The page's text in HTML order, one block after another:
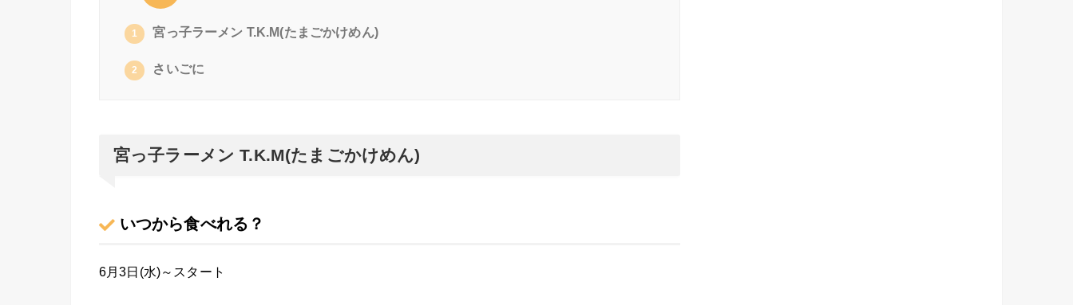
1 宮っ子ラーメン T.K.M(たまごかけめん)
2 さいごに
宮っ子ラーメン T.K.M(たまごかけめん)
いつから食べれる？
6月3日(水)～スタート